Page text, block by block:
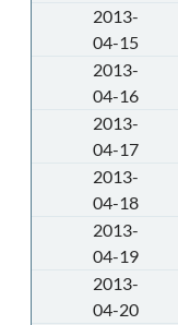
2013-
04-15
2013-
04-16
2013-
04-17
2013-
04-18
2013-
04-19
2013-
04-20